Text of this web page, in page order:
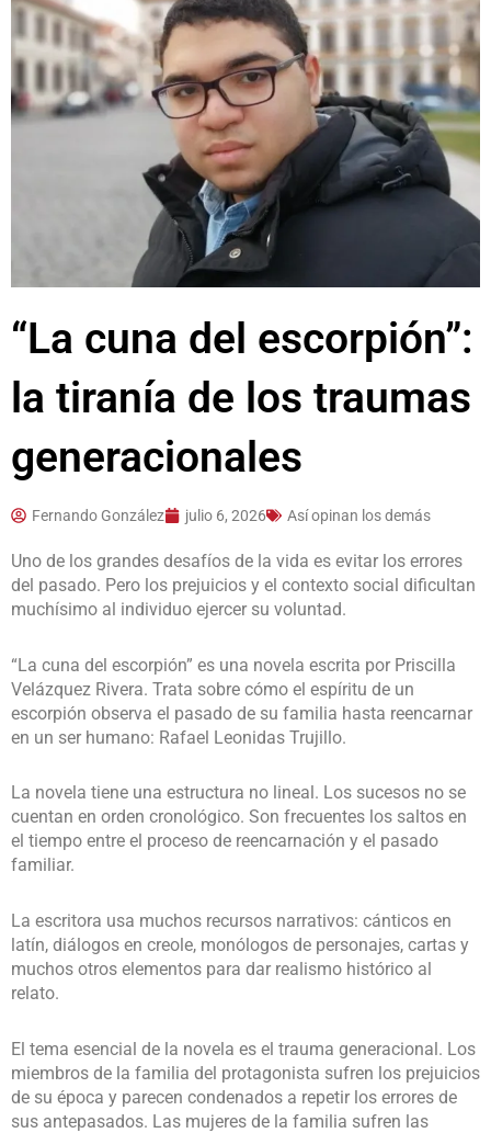
“La cuna del escorpión”:
la tiranía de los traumas
generacionales
Fernando González julio 6, 2026 Así opinan los demás
Uno de los grandes desafíos de la vida es evitar los errores
del pasado. Pero los prejuicios y el contexto social dificultan
muchísimo al individuo ejercer su voluntad.
“La cuna del escorpión” es una novela escrita por Priscilla
Velázquez Rivera. Trata sobre cómo el espíritu de un
escorpión observa el pasado de su familia hasta reencarnar
en un ser humano: Rafael Leonidas Trujillo.
La novela tiene una estructura no lineal. Los sucesos no se
cuentan en orden cronológico. Son frecuentes los saltos en
el tiempo entre el proceso de reencarnación y el pasado
familiar.
La escritora usa muchos recursos narrativos: cánticos en
latín, diálogos en creole, monólogos de personajes, cartas y
muchos otros elementos para dar realismo histórico al
relato.
El tema esencial de la novela es el trauma generacional. Los
miembros de la familia del protagonista sufren los prejuicios
de su época y parecen condenados a repetir los errores de
sus antepasados. Las mujeres de la familia sufren las